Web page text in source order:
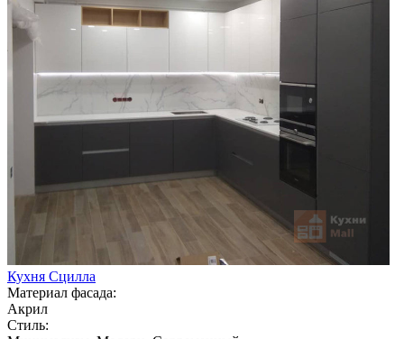
Кухня Сцилла
Материал фасада:
Акрил
Стиль: